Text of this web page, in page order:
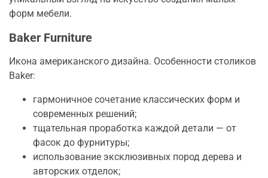
форм мебели.
Baker Furniture
Икона американского дизайна. Особенности столиков
Baker:
гармоничное сочетание классических форм и
современных решений;
тщательная проработка каждой детали — от
фасок до фурнитуры;
использование эксклюзивных пород дерева и
авторских отделок;